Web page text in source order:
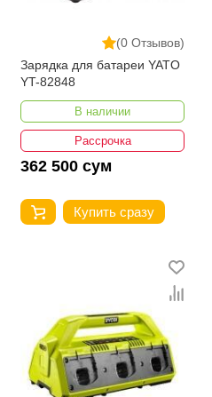
(0 Отзывов)
Зарядка для батареи YATO
YT-82848
В наличии
Рассрочка
362 500 сум
Купить сразу